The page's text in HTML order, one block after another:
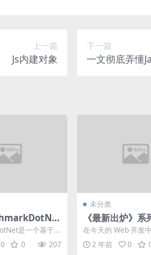
上一篇
Js内建对象
下一篇
一文彻底弄懂
码进行性能基
是一个基于.
全面、易于使用
0 0 207
未分类
《最新出炉》系
动化测试-67 –
览器兼容性测试
在今天的 Web 开发
已经成为用户访问网
式之一。因此，确保
2 年前 0